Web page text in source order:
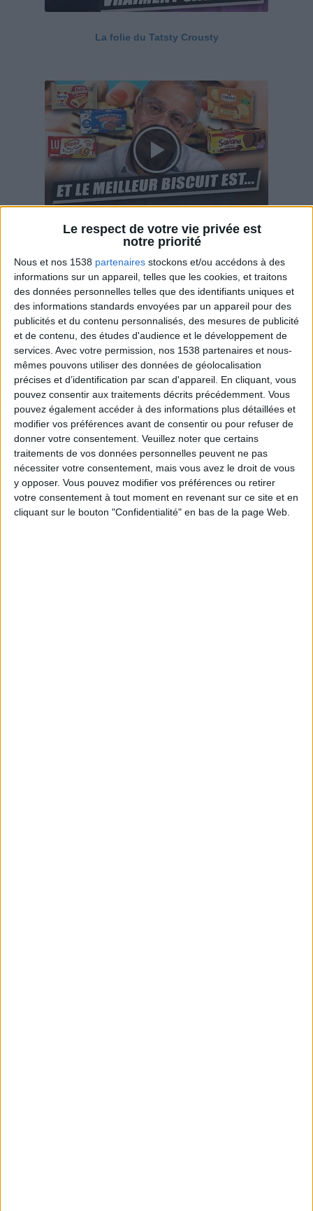
Le respect de votre vie privée est
notre priorité
Nous et nos 1538 partenaires stockons et/ou accédons à des
informations sur un appareil, telles que les cookies, et traitons
des données personnelles telles que des identifiants uniques et
des informations standards envoyées par un appareil pour des
publicités et du contenu personnalisés, des mesures de publicité
et de contenu, des études d'audience et le développement de
services. Avec votre permission, nos 1538 partenaires et nous-
mêmes pouvons utiliser des données de géolocalisation
précises et d’identification par scan d'appareil. En cliquant, vous
pouvez consentir aux traitements décrits précédemment. Vous
pouvez également accéder à des informations plus détaillées et
modifier vos préférences avant de consentir ou pour refuser de
donner votre consentement. Veuillez noter que certains
traitements de vos données personnelles peuvent ne pas
nécessiter votre consentement, mais vous avez le droit de vous
y opposer. Vous pouvez modifier vos préférences ou retirer
votre consentement à tout moment en revenant sur ce site et en
cliquant sur le bouton "Confidentialité" en bas de la page Web.
La folie du Tatsty Crousty
Savane, LU, Pepito, Harrys... Que valent vraiment
ces gâteaux ?
Webinaires en direct Voir tout
Peut-on remplacer la viande par des féculents ?
Consultation diététique du 05/08/2026